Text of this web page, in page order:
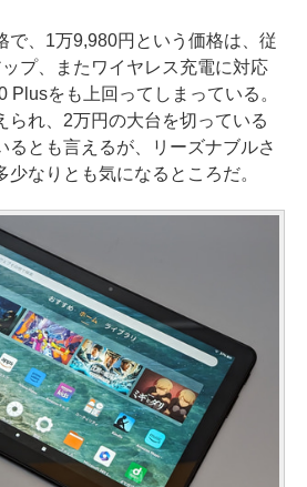
、1万9,980円という価格は、従
プ、またワイヤレス充電に対応
Plusをも上回ってしまっている。
られ、2万円の大台を切っている
るとも言えるが、リーズナブルさ
なりとも気になるところだ。